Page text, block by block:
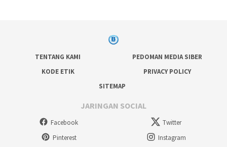
TENTANG KAMI
PEDOMAN MEDIA SIBER
KODE ETIK
PRIVACY POLICY
SITEMAP
JARINGAN SOCIAL
Facebook
Twitter
Pinterest
Instagram